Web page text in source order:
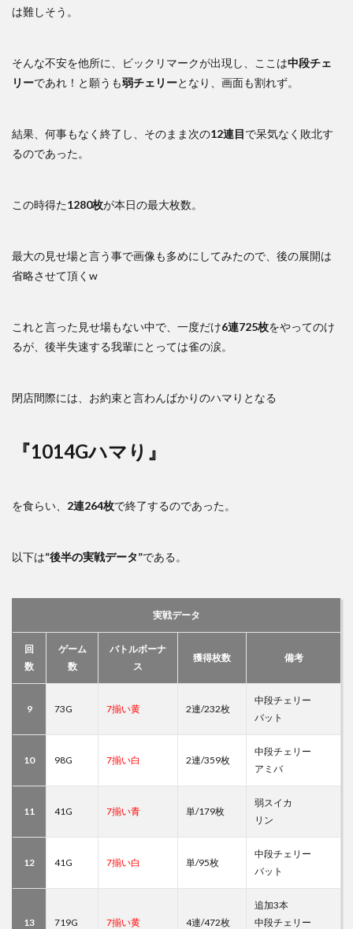
は難しそう。
そんな不安を他所に、ビックリマークが出現し、ここは中段チェ
リーであれ！と願うも弱チェリーとなり、画面も割れず。
結果、何事もなく終了し、そのまま次の12連目で呆気なく敗北す
るのであった。
この時得た1280枚が本日の最大枚数。
最大の見せ場と言う事で画像も多めにしてみたので、後の展開は
省略させて頂くw
これと言った見せ場もない中で、一度だけ6連725枚をやってのけ
るが、後半失速する我輩にとっては雀の涙。
閉店間際には、お約束と言わんばかりのハマりとなる
『1014Gハマり』
を食らい、 2連264枚で終了するのであった。
以下は“後半の実戦データ”である。
実戦データ
回
数
ゲーム
数
バトルボーナ
ス
獲得枚数 備考
9 73G 7揃い黄 2連/232枚
中段チェリー
バット
10 98G 7揃い白 2連/359枚
中段チェリー
アミバ
11 41G 7揃い青 単/179枚
弱スイカ
リン
12 41G 7揃い白 単/95枚
中段チェリー
バット
13 719G 7揃い黄 4連/472枚
追加3本
中段チェリー